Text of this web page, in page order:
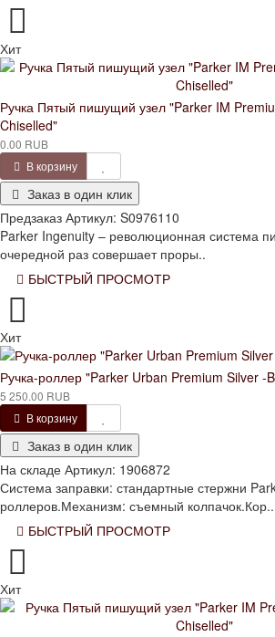
Хит
Ручка Пятый пишущий узел "Parker IM
Chiselled"
0.00 RUB
В корзину
Заказ в один клик
Предзаказ Артикул: S0976110
Parker Ingenuity – революционная система
очередной раз совершает проры..
БЫСТРЫЙ ПРОСМОТР
Хит
Ручка-роллер "Parker Urban Premium Silver -
5 250.00 RUB
В корзину
Заказ в один клик
На складе Артикул: 1906872
Система заправки: стандартные стержни
роллеров.Механизм: съемный колпачок.Кор..
БЫСТРЫЙ ПРОСМОТР
Хит